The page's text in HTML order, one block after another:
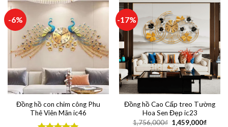
-6%
Đồng hồ con chim công Phu
Thê Viên Mãn ic46
-17%
Đồng hồ Cao Cấp treo Tường
Hoa Sen Đẹp ic23
1,756,000₫ 1,459,000₫